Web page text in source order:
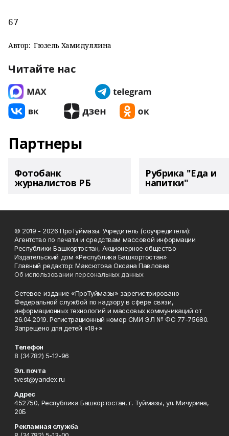
67
Автор: Гюзель Хамидуллина
Читайте нас
Партнеры
Фотобанк
журналистов РБ
Рубрика "Еда и
напитки"
© 2019 - 2026 ПроТуймазы. Учредитель (соучредители):
Агентство по печати и средствам массовой информации
Республики Башкортостан, Акционерное общество
Издательский дом «Республика Башкортостан»
Главный редактор: Максютова Оксана Павловна
Об использовании персональных данных
Сетевое издание «ПроТуймазы» зарегистрировано
Федеральной службой по надзору в сфере связи,
информационных технологий и массовых коммуникаций от
26.04.2019. Регистрационный номер СМИ ЭЛ № ФС 77-75680.
Запрещено для детей «18+»
Телефон
8 (34782) 5-12-96
Эл. почта
tvest@yandex.ru
Адрес
452750, Республика Башкортостан, г. Туймазы, ул. Мичурина,
20Б
Рекламная служба